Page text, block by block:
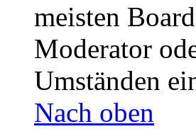
meisten
Moderator
Umständen
Nach oben